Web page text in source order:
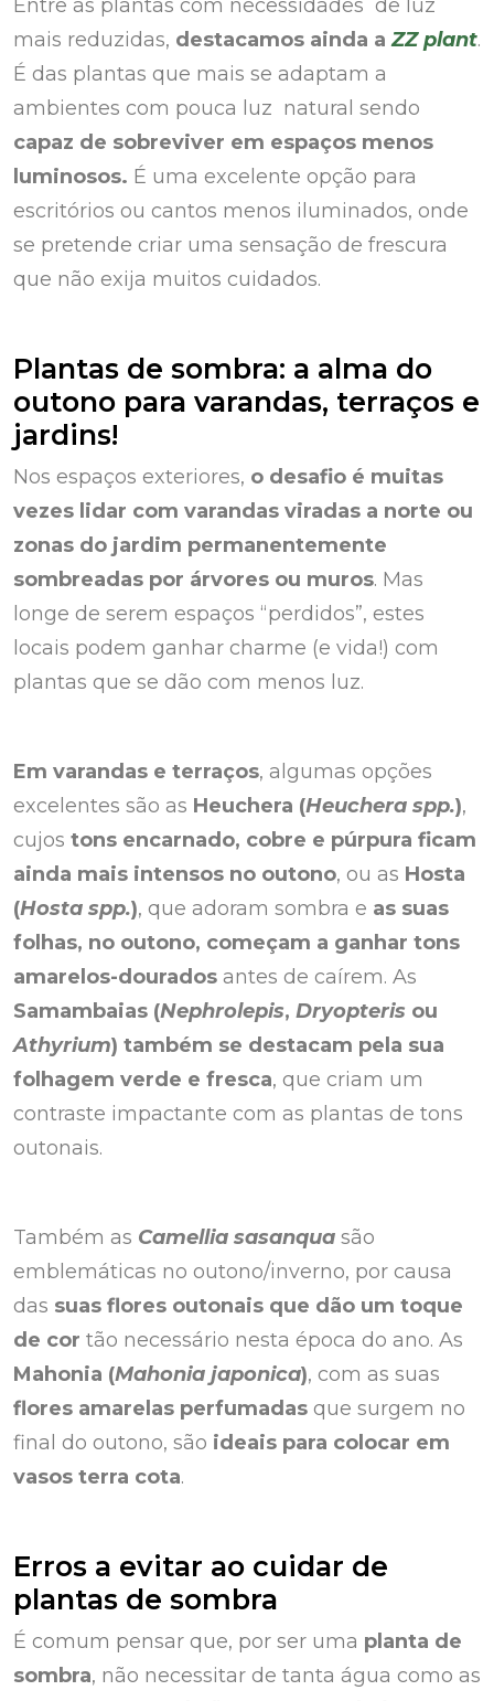
Entre as plantas com necessidades de luz
mais reduzidas, destacamos ainda aZZ plant.
É das plantas que mais se adaptam a
ambientes com pouca luz natural sendo
capaz de sobreviver em espaços menos
luminosos. É uma excelente opção para
escritórios ou cantos menos iluminados, onde
se pretende criar uma sensação de frescura
que não exija muitos cuidados.
Plantas de sombra: a alma do
outono para varandas, terraços e
jardins!
Nos espaços exteriores, o desafio é muitas
vezes lidar com varandas viradas a norte ou
zonas do jardim permanentemente
sombreadas por árvores ou muros. Mas
longe de serem espaços “perdidos”, estes
locais podem ganhar charme (e vida!) com
plantas que se dão com menos luz.
Em varandas e terraços, algumas opções
excelentes são as Heuchera (Heuchera spp.),
cujos tons encarnado, cobre e púrpura ficam
ainda mais intensos no outono, ou as Hosta
(Hosta spp.), que adoram sombra e as suas
folhas, no outono, começam a ganhar tons
amarelos-dourados antes de caírem. As
Samambaias (Nephrolepis, Dryopteris ou
Athyrium) também se destacam pela sua
folhagem verde e fresca, que criam um
contraste impactante com as plantas de tons
outonais.
Também as Camellia sasanqua são
emblemáticas no outono/inverno, por causa
das suas flores outonais que dão um toque
de cor tão necessário nesta época do ano. As
Mahonia (Mahonia japonica), com as suas
flores amarelas perfumadas que surgem no
final do outono, são ideais para colocar em
vasos terra cota.
Erros a evitar ao cuidar de
plantas de sombra
É comum pensar que, por ser uma planta de
sombra, não necessitar de tanta água como as